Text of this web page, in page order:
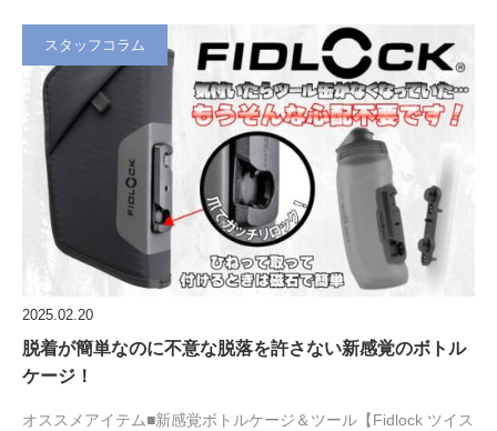
スタッフコラム
2025.02.20
脱着が簡単なのに不意な脱落を許さない新感覚のボトル
ケージ！
オススメアイテム■新感覚ボトルケージ＆ツール【Fidlock ツイス